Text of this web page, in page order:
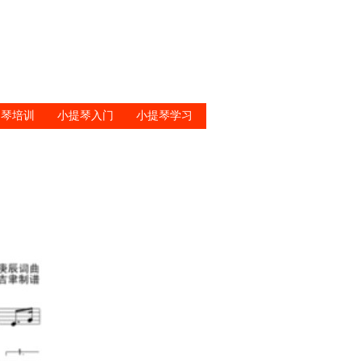
培训 小提琴入门 小提琴学习